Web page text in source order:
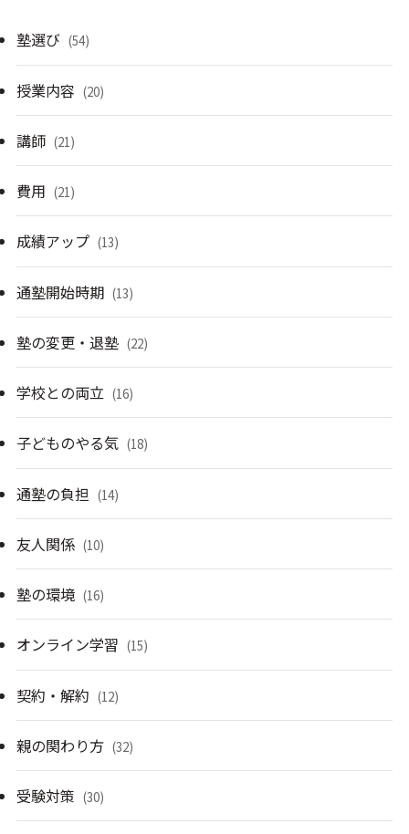
塾選び (54)
授業内容 (20)
講師 (21)
費用 (21)
成績アップ (13)
通塾開始時期 (13)
塾の変更・退塾 (22)
学校との両立 (16)
子どものやる気 (18)
通塾の負担 (14)
友人関係 (10)
塾の環境 (16)
オンライン学習 (15)
契約・解約 (12)
親の関わり方 (32)
受験対策 (30)